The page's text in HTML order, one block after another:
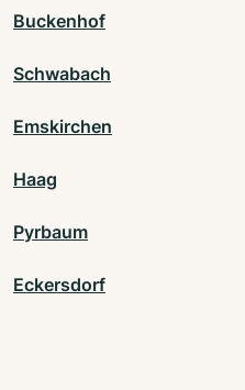
Buckenhof
Schwabach
Emskirchen
Haag
Pyrbaum
Eckersdorf